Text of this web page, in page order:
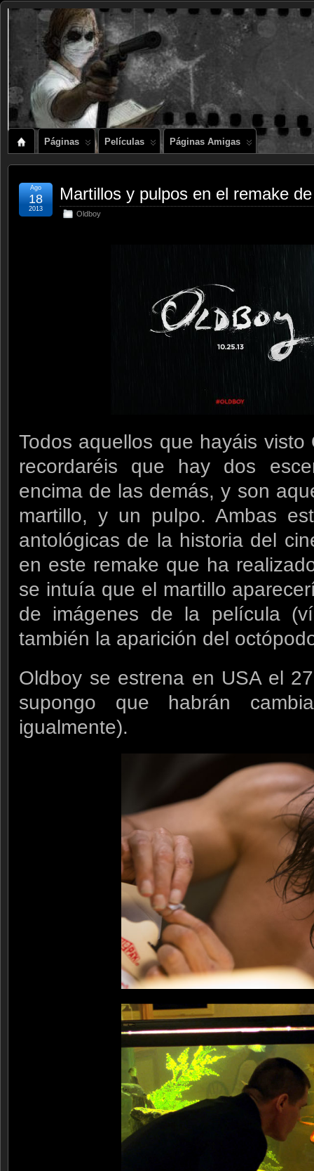
Páginas Películas Páginas Amigas
Martillos y pulpos en el remake
Oldboy
Ago
18
2013
Todos aquellos que hayáis
recordaréis que hay dos
encima de las demás, y son
martillo, y un pulpo. Ambas
antológicas de la historia del
en este remake que ha
se intuía que el martillo
de imágenes de la película
también la aparición del
Oldboy se estrena en USA el
supongo que habrán
igualmente).